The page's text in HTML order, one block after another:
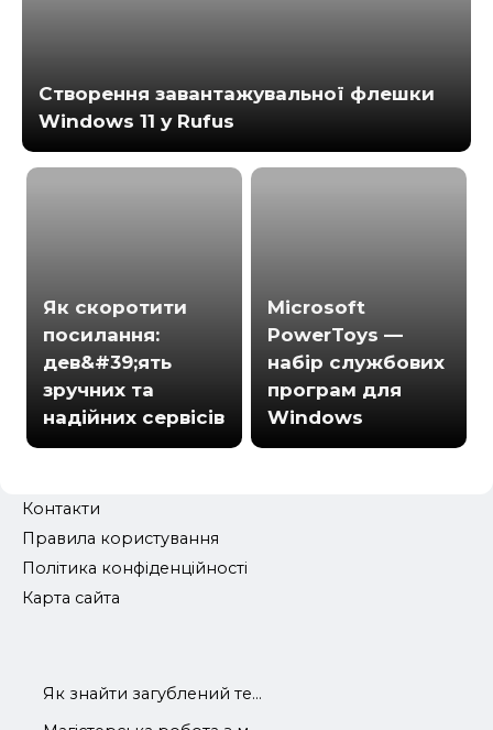
Створення завантажувальної флешки
Windows 11 у Rufus
Як скоротити
посилання:
дев&#39;ять
зручних та
надійних сервісів
Microsoft
PowerToys —
набір службових
програм для
Windows
Контакти
Правила користування
Політика конфіденційності
Карта сайта
Як знайти загублений те...